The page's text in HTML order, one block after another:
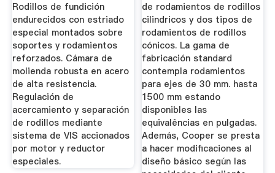
Rodillos de fundición
endurecidos con estriado
especial montados sobre
soportes y rodamientos
reforzados. Cámara de
molienda robusta en acero
de alta resistencia.
Regulación de
acercamiento y separación
de rodillos mediante
sistema de VIS accionados
por motor y reductor
especiales.
de rodamientos de rodillos
cilindricos y dos tipos de
rodamientos de rodillos
cónicos. La gama de
fabricación standard
contempla rodamientos
para ejes de 30 mm. hasta
1500 mm estando
disponibles las
equivalências en pulgadas.
Además, Cooper se presta
a hacer modificaciones al
diseño básico según las